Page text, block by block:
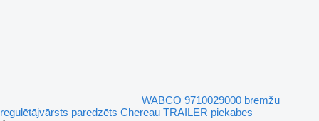
WABCO 9710029000 bremžu
regulētājvārsts paredzēts Chereau TRAILER piekabes